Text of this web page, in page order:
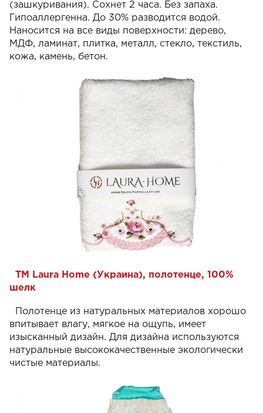
(зашкуривания). Сохнет 2 часа. Без запаха.
Гипоаллергенна. До 30% разводится водой.
Наносится на все виды поверхности: дерево,
МДФ, ламинат, плитка, металл, стекло, текстиль,
кожа, камень, бетон.
ТМ Laura Home (Украина), полотенце, 100%
шелк
Полотенце из натуральных материалов хорошо
впитывает влагу, мягкое на ощупь, имеет
изысканный дизайн. Для дизайна используются
натуральные высококачественные экологически
чистые материалы.